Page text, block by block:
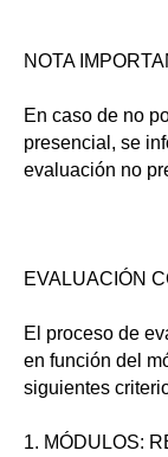
NOTA
En caso de no
presencial, se
evaluación no
EVALUACIÓN
El proceso de
en función del
siguientes
1. MÓDULOS: